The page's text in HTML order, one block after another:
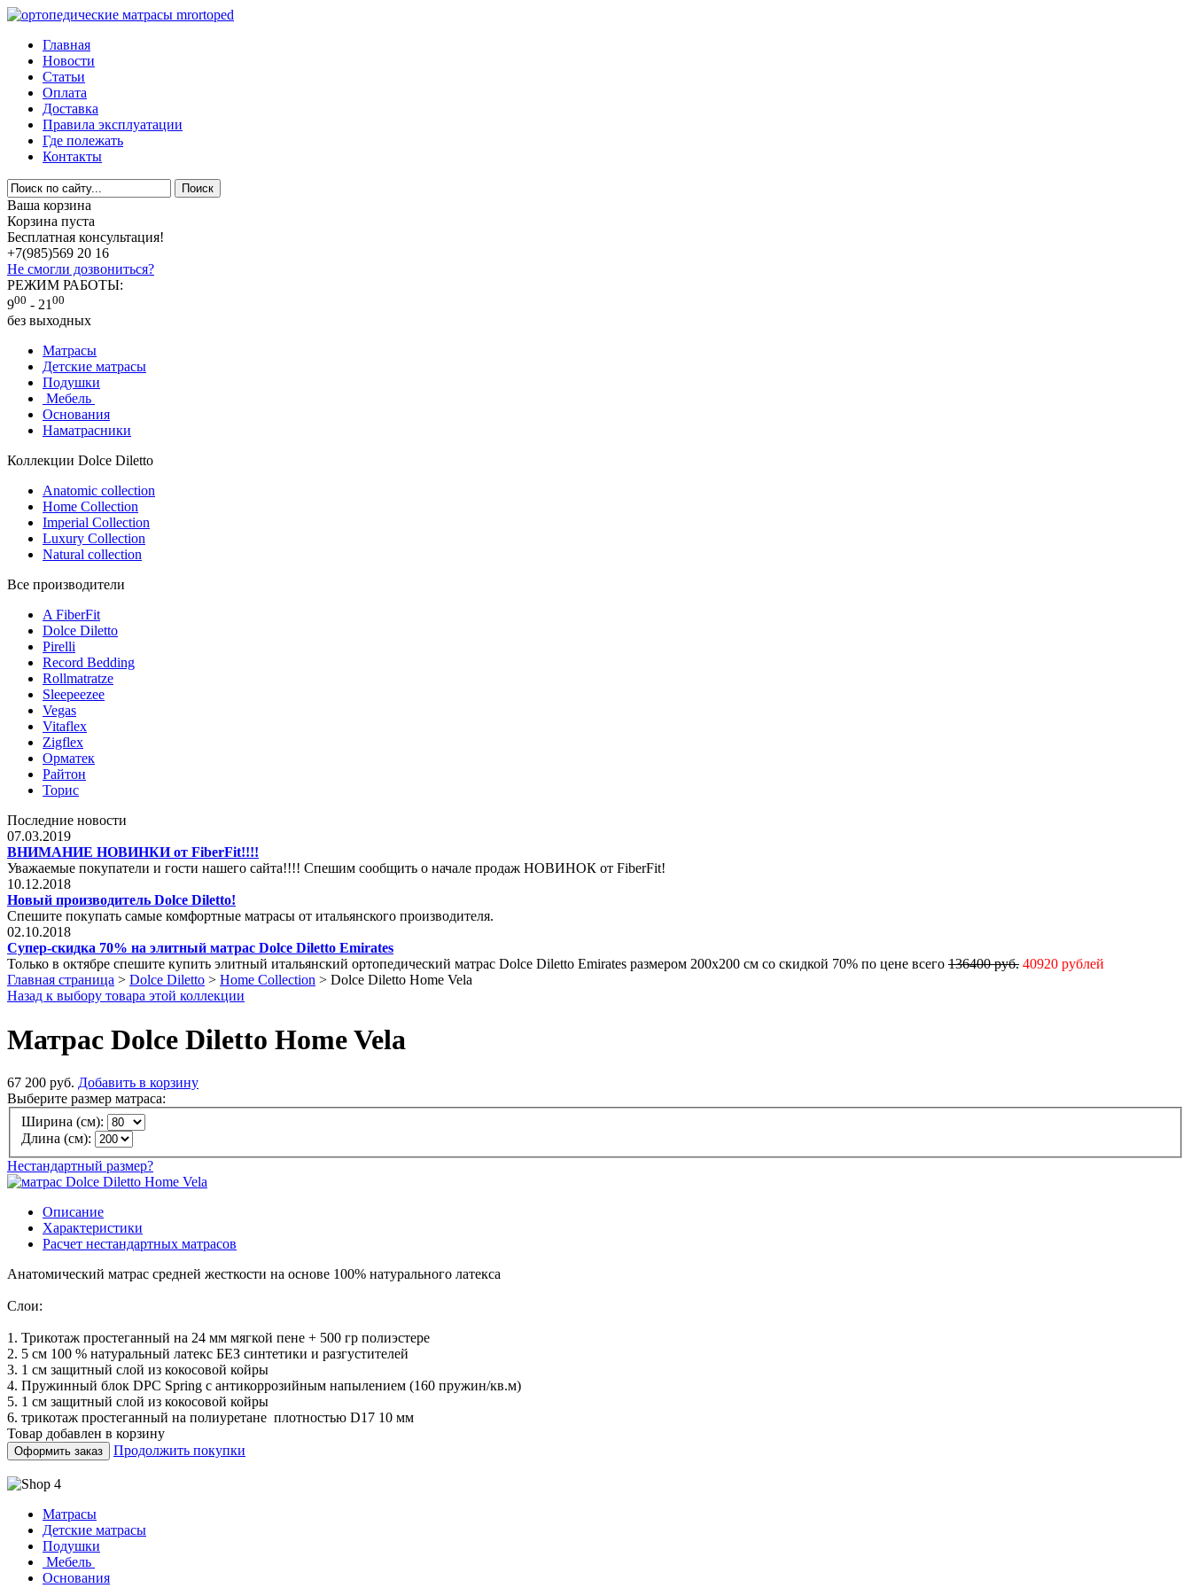
Главная
Новости
Статьи
Оплата
Доставка
Правила эксплуатации
Где полежать
Контакты
Ваша корзина
Корзина пуста
Бесплатная консультация!
+7(985)569 20 16
Не смогли дозвониться?
РЕЖИМ РАБОТЫ:
900 - 21 00
без выходных
Матрасы
Детские матрасы
Подушки
Мебель
Основания
Наматрасники
Коллекции Dolce Diletto
Anatomic collection
Home Collection
Imperial Collection
Luxury Collection
Natural collection
Все производители
A FiberFit
Dolce Diletto
Pirelli
Record Bedding
Rollmatratze
Sleepeezee
Vegas
Vitaflex
Zigflex
Орматек
Райтон
Торис
Последние новости
07.03.2019
ВНИМАНИЕ НОВИНКИ от FiberFit!!!!
Уважаемые покупатели и гости нашего сайта!!!! Спешим сообщить о начале продаж НОВИНОК от FiberFit!
10.12.2018
Новый производитель Dolce Diletto!
Спешите покупать самые комфортные матрасы от итальянского производителя.
02.10.2018
Супер-скидка 70% на элитный матрас Dolce Diletto Emirates
Только в октябре спешите купить элитный итальянский ортопедический матрас Dolce Diletto Emirates размером 200x200 см со скидкой 70% по цене всего 136400 руб. 40920 рублей
Главная страница > Dolce Diletto > Home Collection > Dolce Diletto Home Vela
Назад к выбору товара этой коллекции
Матрас Dolce Diletto Home Vela
67 200 руб. Добавить в корзину
Выберите размер матраса:
Ширина (см):
Длина (см):
Нестандартный размер?
Описание
Характеристики
Расчет нестандартных матрасов
Анатомический матрас средней жесткости на основе 100% натурального латекса
Слои:
1. Трикотаж простеганный на 24 мм мягкой пене + 500 гр полиэстере
2. 5 см 100 % натуральный латекс БЕЗ синтетики и разгустителей
3. 1 см защитный слой из кокосовой койры
4. Пружинный блок DPC Spring с антикоррозийным напылением (160 пружин/кв.м)
5. 1 см защитный слой из кокосовой койры
6. трикотаж простеганный на полиуретане плотностью D17 10 мм
Товар добавлен в корзину
Оформить заказ Продолжить покупки
Матрасы
Детские матрасы
Подушки
Мебель
Основания